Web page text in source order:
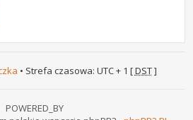
• Strefa czasowa: UTC + 1 [DST]
POWERED_BY